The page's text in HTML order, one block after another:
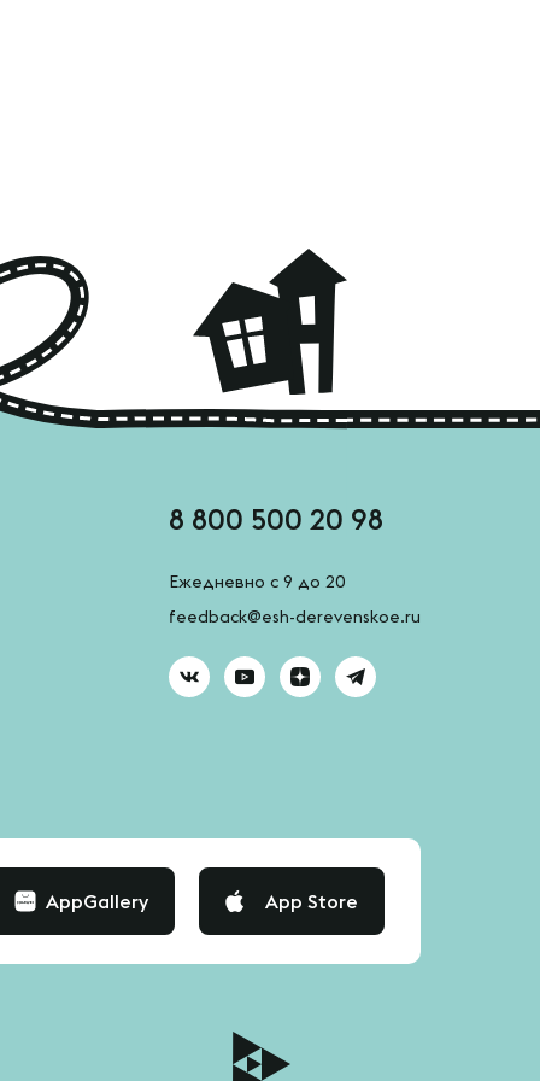
8 800 500 20 98
Ежедневно с 9 до 20
feedback@esh-derevenskoe.ru
AppGallery App Store